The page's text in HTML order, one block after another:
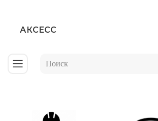
АКСЕСС